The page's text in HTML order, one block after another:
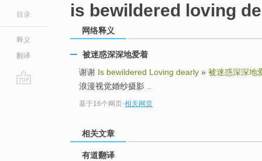
目录
释义
翻译
is bewildered loving
网络释义
被迷惑深深地爱着
谢谢 Is bewildered Loving dearly » 被迷惑深深地
浪漫视觉婚纱摄影 ..
基于16个网页-相关网页
相关文章
有道翻译